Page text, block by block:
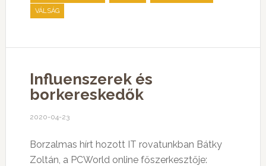
VÁLSÁG
Influenszerek és
borkereskedők
2020-04-23
Borzalmas hírt hozott IT rovatunkban Bátky
Zoltán, a PCWorld online főszerkesztője: